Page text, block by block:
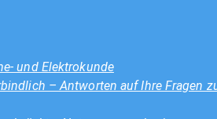
und Elektrokunde
– Antworten auf Ihre Fragen